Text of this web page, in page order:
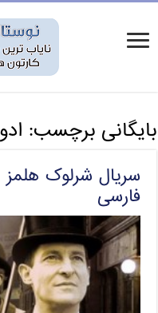
بایگانی برچسب:
سریال شرلوک هلمز
فارسی